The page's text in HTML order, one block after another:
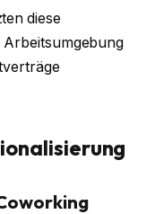
diese